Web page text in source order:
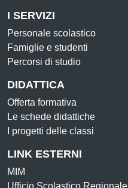
I SERVIZI
Personale scolastico
Famiglie e studenti
Percorsi di studio
DIDATTICA
Offerta formativa
Le schede didattiche
I progetti delle classi
LINK ESTERNI
MIM
Ufficio Scolastico Regionale